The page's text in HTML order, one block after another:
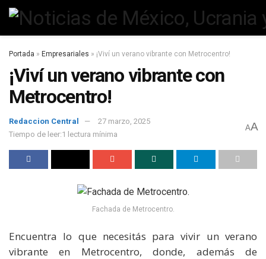
Portada » Empresariales » ¡Viví un verano vibrante con Metrocentro!
¡Viví un verano vibrante con
Metrocentro!
Redaccion Central
27 marzo, 2025
Tiempo de leer:1 lectura mínima
AA
Fachada de Metrocentro.
Encuentra lo que necesitás para vivir un verano
vibrante en Metrocentro, donde, además de